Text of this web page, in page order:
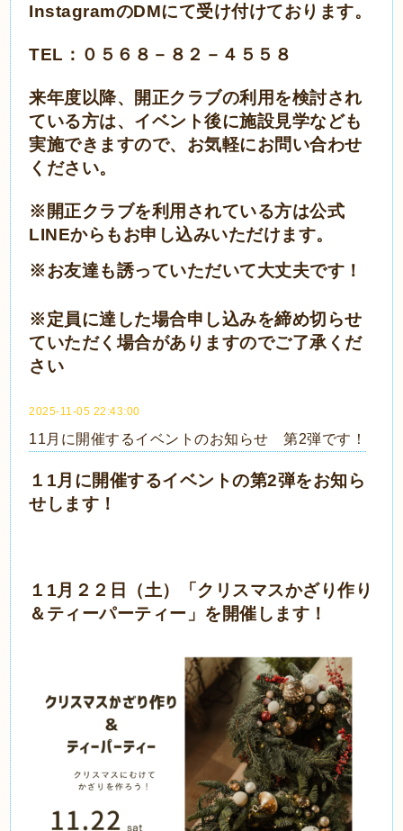
InstagramのDMにて受け付けております。
TEL ：０５６８－８２－４５５８
来年度以降、開正クラブの利用を検討され
ている方は、イベント後に施設見学なども
実施できますので、お気軽にお問い合わせ
ください。
※開正クラブを利用されている方は公式
LINEからもお申し込みいただけます。
※お友達も誘っていただいて大丈夫です！
※定員に達した場合申し込みを締め切らせ
ていただく場合がありますのでご了承くだ
さい
2025-11-05 22:43:00
11月に開催するイベントのお知らせ 第2弾です！
１1月に開催するイベントの第2弾をお知ら
せします！
１1月２２ 日（土）「クリスマスかざり作り
＆ティーパーティー」を開催します！